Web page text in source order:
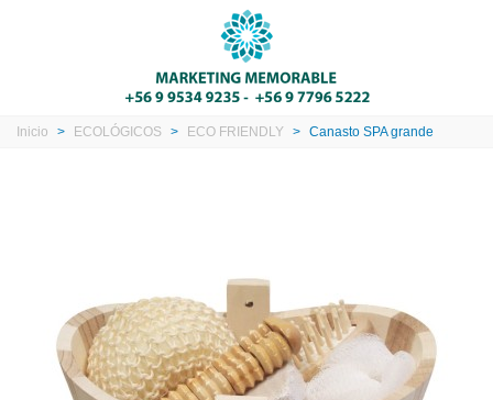
Inicio > ECOLÓGICOS > ECO FRIENDLY > Canasto SPA grande